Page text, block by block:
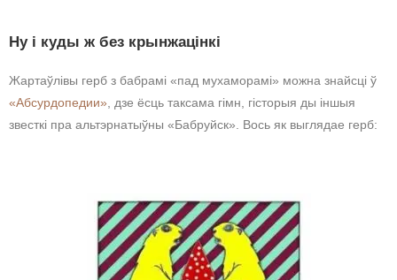
Ну і куды ж без крынжацінкі
Жартаўлівы герб з бабрамі «пад мухаморамі» можна знайсці ў
«Абсурдопедии», дзе ёсць таксама гімн, гісторыя ды іншыя
звесткі пра альтэрнатыўны «Бабруйск». Вось як выглядае герб: